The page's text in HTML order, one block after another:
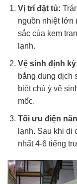
Vị trí đặt tủ:
nguồn nhiệt lớn
sắc của kem
lạnh.
Vệ sinh định
bằng dung dịch
biệt chú ý vệ
mốc.
Tối ưu điện
lạnh. Sau khi di
nhất 4-6 tiếng